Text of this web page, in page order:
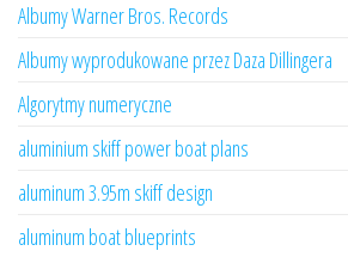
Albumy Warner Bros. Records
Albumy wyprodukowane przez Daza Dillingera
Algorytmy numeryczne
aluminium skiff power boat plans
aluminum 3.95m skiff design
aluminum boat blueprints